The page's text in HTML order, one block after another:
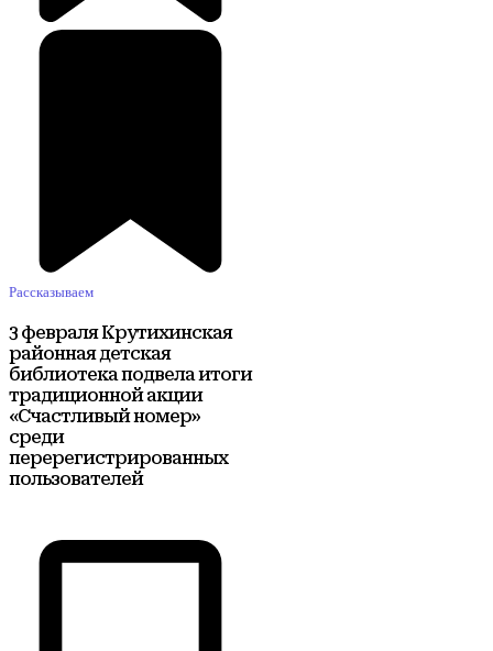
Рассказываем
3 февраля Крутихинская
районная детская
библиотека подвела итоги
традиционной акции
«Счастливый номер»
среди
перерегистрированных
пользователей